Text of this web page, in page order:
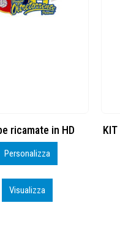
100 2026_perso
Personalizza
Visualizza